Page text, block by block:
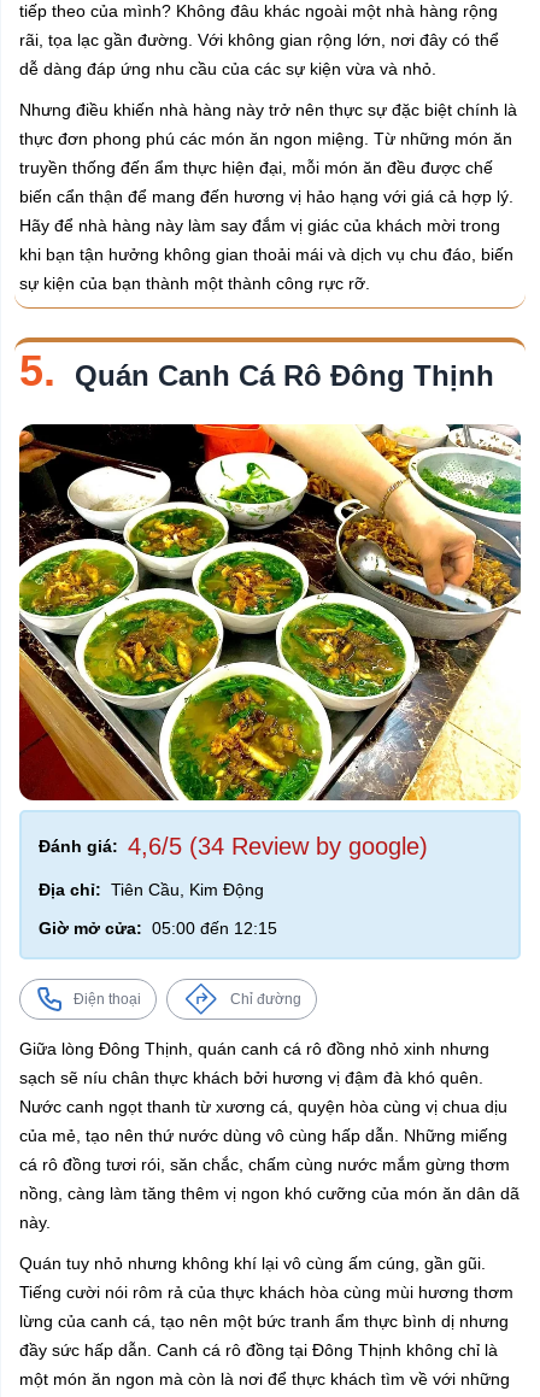
tiếp theo của mình? Không đâu khác ngoài một nhà hàng rộng
rãi, tọa lạc gần đường. Với không gian rộng lớn, nơi đây có thể
dễ dàng đáp ứng nhu cầu của các sự kiện vừa và nhỏ.
Nhưng điều khiến nhà hàng này trở nên thực sự đặc biệt chính là
thực đơn phong phú các món ăn ngon miệng. Từ những món ăn
truyền thống đến ẩm thực hiện đại, mỗi món ăn đều được chế
biến cẩn thận để mang đến hương vị hảo hạng với giá cả hợp lý.
Hãy để nhà hàng này làm say đắm vị giác của khách mời trong
khi bạn tận hưởng không gian thoải mái và dịch vụ chu đáo, biến
sự kiện của bạn thành một thành công rực rỡ.
5. Quán Canh Cá Rô Đông Thịnh
Đánh giá: 4,6/5 (34 Review by google)
Địa chỉ: Tiên Cầu, Kim Động
Giờ mở cửa: 05:00 đến 12:15
Điện thoại Chỉ đường
Giữa lòng Đông Thịnh, quán canh cá rô đồng nhỏ xinh nhưng
sạch sẽ níu chân thực khách bởi hương vị đậm đà khó quên.
Nước canh ngọt thanh từ xương cá, quyện hòa cùng vị chua dịu
của mẻ, tạo nên thứ nước dùng vô cùng hấp dẫn. Những miếng
cá rô đồng tươi rói, săn chắc, chấm cùng nước mắm gừng thơm
nồng, càng làm tăng thêm vị ngon khó cưỡng của món ăn dân dã
này.
Quán tuy nhỏ nhưng không khí lại vô cùng ấm cúng, gần gũi.
Tiếng cười nói rôm rả của thực khách hòa cùng mùi hương thơm
lừng của canh cá, tạo nên một bức tranh ẩm thực bình dị nhưng
đầy sức hấp dẫn. Canh cá rô đồng tại Đông Thịnh không chỉ là
một món ăn ngon mà còn là nơi để thực khách tìm về với những